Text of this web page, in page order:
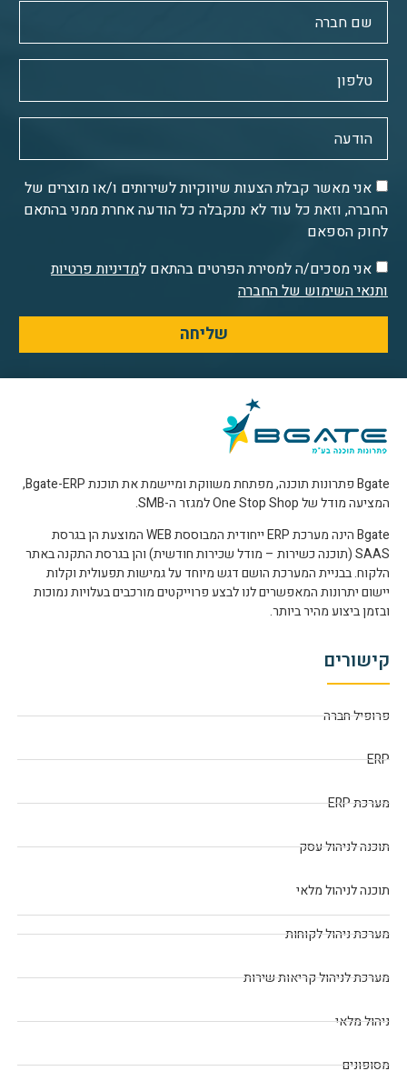
אני מאשר קבלת הצעות שיווקיות לשירותים ו/או מוצרים של
החברה, וזאת כל עוד לא נתקבלה כל הודעה אחרת ממני בהתאם
לחוק הספאם
אני מסכים/ה למסירת הפרטים בהתאם למדיניות פרטיות
ותנאי השימוש של החברה
שליחה
Bgate פתרונות תוכנה, מפתחת משווקת ומיישמת את תוכנת Bgate-ERP,
המציעה מודל של One Stop Shop למגזר ה-SMB.
Bgate הינה מערכת ERP ייחודית המבוססת WEB המוצעת הן בגרסת
SAAS (תוכנה כשירות – מודל שכירות חודשית) והן בגרסת התקנה באתר
הלקוח. בבניית המערכת הושם דגש מיוחד על גמישות תפעולית וקלות
יישום יתרונות המאפשרים לנו לבצע פרוייקטים מורכבים בעלויות נמוכות
ובזמן ביצוע מהיר ביותר.
קישורים
פרופיל חברה
ERP
מערכת ERP
תוכנה לניהול עסק
תוכנה לניהול מלאי
מערכת ניהול לקוחות
מערכת לניהול קריאות שירות
ניהול מלאי
מסופונים